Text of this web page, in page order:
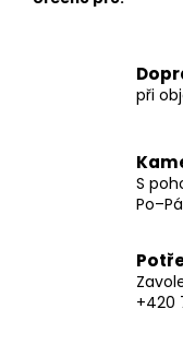
při
S
+420